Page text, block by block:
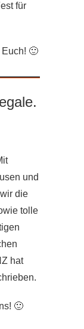
für
🙂
und
die
tolle
hat
🙂